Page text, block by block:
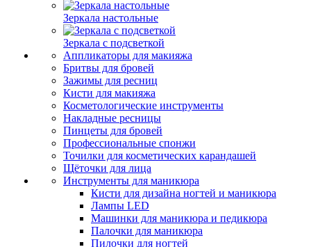
Зеркала настольные
Зеркала с подсветкой
Аппликаторы для макияжа
Бритвы для бровей
Зажимы для ресниц
Кисти для макияжа
Косметологические инструменты
Накладные ресницы
Пинцеты для бровей
Профессиональные спонжи
Точилки для косметических карандашей
Щёточки для лица
Инструменты для маникюра
Кисти для дизайна ногтей и маникюра
Лампы LED
Машинки для маникюра и педикюра
Палочки для маникюра
Пилочки для ногтей